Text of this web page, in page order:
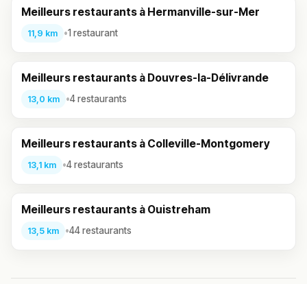
Meilleurs restaurants à Hermanville-sur-Mer
11,9 km •1 restaurant
Meilleurs restaurants à Douvres-la-Délivrande
13,0 km •4 restaurants
Meilleurs restaurants à Colleville-Montgomery
13,1 km •4 restaurants
Meilleurs restaurants à Ouistreham
13,5 km •44 restaurants